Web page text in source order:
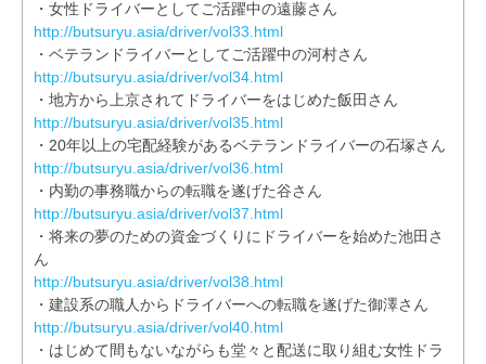
・女性ドライバーとしてご活躍中の遠藤さん
http://butsuryu.asia/driver/vol33.html
・ベテランドライバーとしてご活躍中の河村さん
http://butsuryu.asia/driver/vol34.html
・地方から上京されてドライバーをはじめた飯田さん
http://butsuryu.asia/driver/vol35.html
・20年以上の宅配経験があるベテランドライバーの石塚さん
http://butsuryu.asia/driver/vol36.html
・内勤の事務職からの転職を遂げた谷さん
http://butsuryu.asia/driver/vol37.html
・将来の夢のための資金づくりにドライバーを始めた池田さ
ん
http://butsuryu.asia/driver/vol38.html
・建設系の職人からドライバーへの転職を遂げた御澤さん
http://butsuryu.asia/driver/vol40.html
・はじめて間もないながらも堂々と配送に取り組む女性ドラ